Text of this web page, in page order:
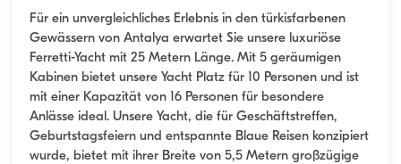
Für ein unvergleichliches Erlebnis in den türkisfarbenen
Gewässern von Antalya erwartet Sie unsere luxuriöse
Ferretti-Yacht mit 25 Metern Länge. Mit 5 geräumigen
Kabinen bietet unsere Yacht Platz für 10 Personen und ist
mit einer Kapazität von 16 Personen für besondere
Anlässe ideal. Unsere Yacht, die für Geschäftstreffen,
Geburtstagsfeiern und entspannte Blaue Reisen konzipiert
wurde, bietet mit ihrer Breite von 5,5 Metern großzügige